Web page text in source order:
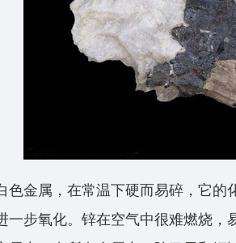
色金属，在常温下硬而易碎，它
一步氧化。锌在空气中很难燃烧